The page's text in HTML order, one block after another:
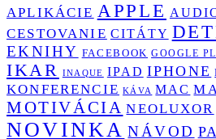
APLIKÁCIE APPLE
CESTOVANIE CITÁTY
EKNIHY FACEBOOK GOOGLE
IKAR INAQUE IPAD IPHONE
KONFERENCIE KÁVA MAC
MOTIVÁCIA NEOLUXOR
NOVINKA NÁVOD